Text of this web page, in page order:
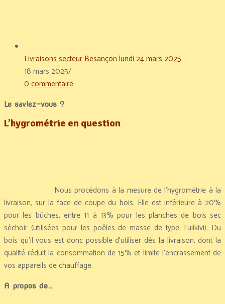
Livraisons secteur Besançon lundi 24 mars 2025
18 mars 2025/
0 commentaire
Le saviez-vous ?
L’hygrométrie en question
Nous procédons à la mesure de l’hygrométrie à la
livraison, sur la face de coupe du bois. Elle est inférieure à 20%
pour les bûches, entre 11 à 13% pour les planches de bois sec
séchoir (utilisées pour les poêles de masse de type Tulikivi). Du
bois qu’il vous est donc possible d’utiliser dès la livraison, dont la
qualité réduit la consommation de 15% et limite l’encrassement de
vos appareils de chauffage.
A propos de…